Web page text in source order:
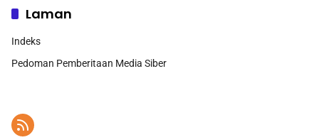
Laman
Indeks
Pedoman Pemberitaan Media Siber